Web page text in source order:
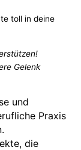
toll in deine
Gelenk
und
Praxis
die